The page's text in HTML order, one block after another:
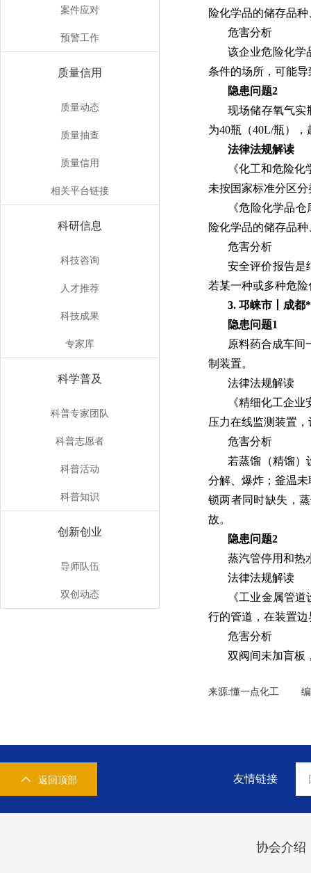
案件应对
预警工作
质量信用
质量动态
质量抽查
质量信用
相关平台链接
科研信息
科技咨询
人才推荐
科技成果
专家库
科学普及
科普专家团队
科普志愿者
科普活动
科普知识
创新创业
导师队伍
双创动态
险化学品的储存品
危害分析
该企业危险化学
条件的场所，可能
隐患问题2
现场储存氧气实
为40瓶（40L/瓶）
法律法规解读
《化工和危险
未按国家标准分区
《危险化学品
险化学品的储存品
危害分析
安全评价报告是
若某一种或多种危
3. 邛崃市丨成都
隐患问题1
原料药合成车间
制装置。
法律法规解读
《精细化工企
压力在线监测装置
危害分析
若蒸馏（精馏）
分解、爆炸；釜温
锁两者同时缺失，
故。
隐患问题2
蒸汽管停用和热
法律法规解读
《工业金属管
行的管道，在装置
危害分析
双阀间未加盲板
来源:懂一点化工
返回顶部 友情链接
协会介绍